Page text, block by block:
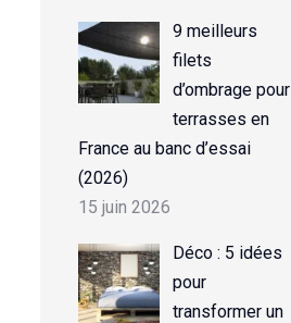
9 meilleurs
filets
d’ombrage pour
terrasses en
France au banc d’essai
(2026)
15 juin 2026
Déco : 5 idées
pour
transformer un